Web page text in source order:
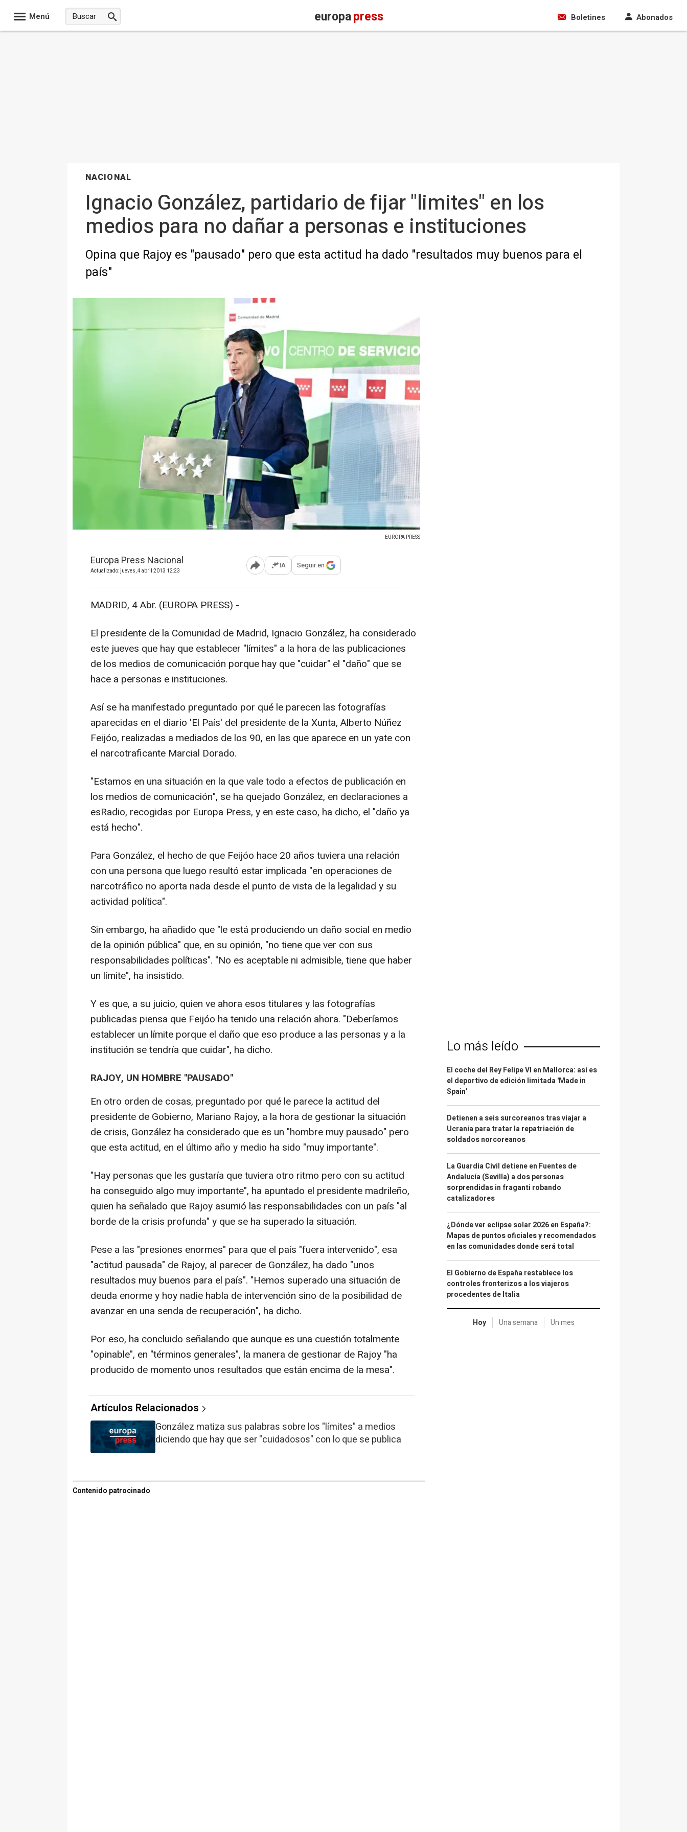
Menú europapress Boletines Abonados
NACIONAL
Ignacio González, partidario de fijar "limites" en los
medios para no dañar a personas e instituciones
Opina que Rajoy es "pausado" pero que esta actitud ha dado "resultados muy buenos para el
país"
EUROPA PRESS
Europa Press Nacional
Actualizado: jueves, 4 abril 2013 12:23 Abrir opciones para compartir
IA Seguir en
MADRID, 4 Abr. (EUROPA PRESS) -
El presidente de la Comunidad de Madrid, Ignacio González, ha considerado
este jueves que hay que establecer "límites" a la hora de las publicaciones
de los medios de comunicación porque hay que "cuidar" el "daño" que se
hace a personas e instituciones.
Así se ha manifestado preguntado por qué le parecen las fotografías
aparecidas en el diario 'El País' del presidente de la Xunta, Alberto Núñez
Feijóo, realizadas a mediados de los 90, en las que aparece en un yate con
el narcotraficante Marcial Dorado.
"Estamos en una situación en la que vale todo a efectos de publicación en
los medios de comunicación", se ha quejado González, en declaraciones a
esRadio, recogidas por Europa Press, y en este caso, ha dicho, el "daño ya
está hecho".
Para González, el hecho de que Feijóo hace 20 años tuviera una relación
con una persona que luego resultó estar implicada "en operaciones de
narcotráfico no aporta nada desde el punto de vista de la legalidad y su
actividad política".
Sin embargo, ha añadido que "le está produciendo un daño social en medio
de la opinión pública" que, en su opinión, "no tiene que ver con sus
responsabilidades políticas". "No es aceptable ni admisible, tiene que haber
un límite", ha insistido.
Y es que, a su juicio, quien ve ahora esos titulares y las fotografías
publicadas piensa que Feijóo ha tenido una relación ahora. "Deberíamos
establecer un límite porque el daño que eso produce a las personas y a la
institución se tendría que cuidar", ha dicho.
RAJOY, UN HOMBRE "PAUSADO"
En otro orden de cosas, preguntado por qué le parece la actitud del
presidente de Gobierno, Mariano Rajoy, a la hora de gestionar la situación
de crisis, González ha considerado que es un "hombre muy pausado" pero
que esta actitud, en el último año y medio ha sido "muy importante".
"Hay personas que les gustaría que tuviera otro ritmo pero con su actitud
ha conseguido algo muy importante", ha apuntado el presidente madrileño,
quien ha señalado que Rajoy asumió las responsabilidades con un país "al
borde de la crisis profunda" y que se ha superado la situación.
Pese a las "presiones enormes" para que el país "fuera intervenido", esa
"actitud pausada" de Rajoy, al parecer de González, ha dado "unos
resultados muy buenos para el país". "Hemos superado una situación de
deuda enorme y hoy nadie habla de intervención sino de la posibilidad de
avanzar en una senda de recuperación", ha dicho.
Por eso, ha concluido señalando que aunque es una cuestión totalmente
"opinable", en "términos generales", la manera de gestionar de Rajoy "ha
producido de momento unos resultados que están encima de la mesa".
Artículos Relacionados
González matiza sus palabras sobre los "límites" a medios
diciendo que hay que ser "cuidadosos" con lo que se publica
Contenido patrocinado
Lo más leído
El coche del Rey Felipe VI en Mallorca: así es
el deportivo de edición limitada 'Made in
Spain'
Detienen a seis surcoreanos tras viajar a
Ucrania para tratar la repatriación de
soldados norcoreanos
La Guardia Civil detiene en Fuentes de
Andalucía (Sevilla) a dos personas
sorprendidas in fraganti robando
catalizadores
¿Dónde ver eclipse solar 2026 en España?:
Mapas de puntos oficiales y recomendados
en las comunidades donde será total
El Gobierno de España restablece los
controles fronterizos a los viajeros
procedentes de Italia
Hoy Una semana Un mes